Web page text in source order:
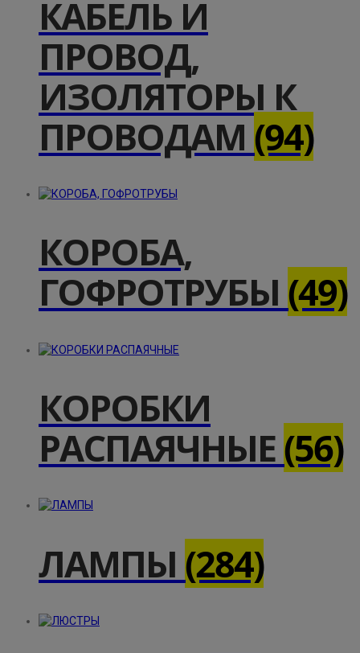
КАБЕЛЬ И
ПРОВОД,
ИЗОЛЯТОРЫ К
ПРОВОДАМ (94)
КОРОБА,
ГОФРОТРУБЫ (49)
КОРОБКИ
РАСПАЯЧНЫЕ(56)
ЛАМПЫ (284)